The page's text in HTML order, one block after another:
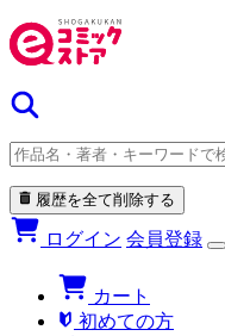
履歴を全て削除する
ログイン 会員登録
カート
初めての方